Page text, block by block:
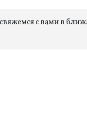
с вами в